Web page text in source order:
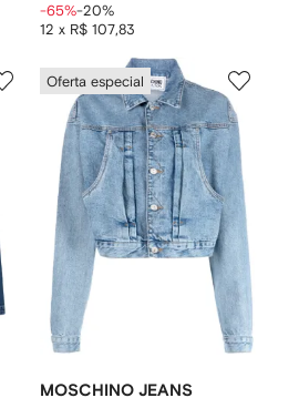
12 x R$ 107,83
-65%-20%
Oferta especial
MOSCHINO JEANS